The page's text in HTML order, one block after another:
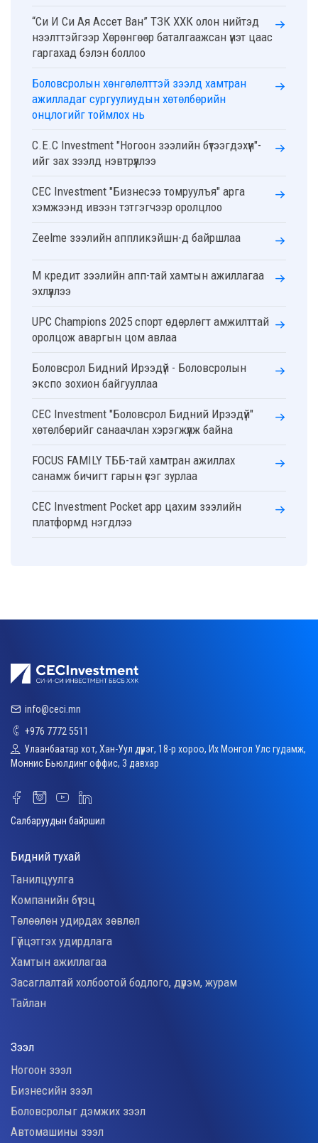
“Си И Си Ая Ассет Ван” ТЗК ХХК олон нийтэд
нээлттэйгээр Хөрөнгөөр баталгаажсан үнэт цаас
гаргахад бэлэн боллоо
Боловсролын хөнгөлөлттэй зээлд хамтран
ажилладаг сургуулиудын хөтөлбөрийн
онцлогийг тоймлох нь
C.E.C Investment "Ногоон зээлийн бүтээгдэхүүн"-
ийг зах зээлд нэвтрүүллээ
CEC Investment "Бизнесээ томруулъя" арга
хэмжээнд ивээн тэтгэгчээр оролцлоо
Zeelme зээлийн аппликэйшн-д байршлаа
М кредит зээлийн апп-тай хамтын ажиллагаа
эхлүүллээ
UPC Champions 2025 спорт өдөрлөгт амжилттай
оролцож аваргын цом авлаа
Боловсрол Бидний Ирээдүй - Боловсролын
экспо зохион байгууллаа
CEC Investment "Боловсрол Бидний Ирээдүй"
хөтөлбөрийг санаачлан хэрэгжүүлж байна
FOCUS FAMILY ТББ-тай хамтран ажиллах
санамж бичигт гарын үсэг зурлаа
CEC Investment Pocket app цахим зээлийн
платформд нэгдлээ
info@ceci.mn
+976 7772 5511
Улаанбаатар хот, Хан-Уул дүүрэг, 18-р хороо, Их Монгол Улс гудамж,
Моннис Бьюлдинг оффис, 3 давхар
Салбаруудын байршил
Бидний тухай
Танилцуулга
Компанийн бүтэц
Төлөөлөн удирдах зөвлөл
Гүйцэтгэх удирдлага
Хамтын ажиллагаа
Засаглалтай холбоотой бодлого, дүрэм, журам
Тайлан
Зээл
Ногоон зээл
Бизнесийн зээл
Боловсролыг дэмжих зээл
Автомашины зээл